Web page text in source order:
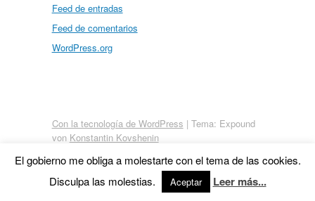
Feed de entradas
Feed de comentarios
WordPress.org
Con la tecnología de WordPress | Tema: Expound
von Konstantin Kovshenin
El gobierno me obliga a molestarte con el tema de las cookies.
Disculpa las molestias.
Aceptar Leer más...